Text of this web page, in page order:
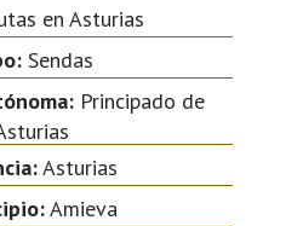
en Asturias
Sendas
Principado de
Asturias
Amieva